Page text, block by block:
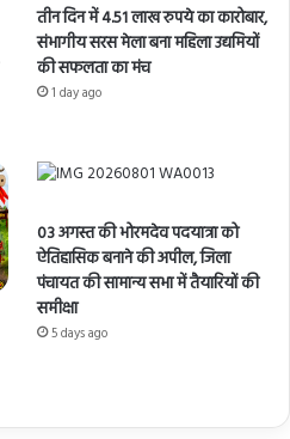
तीन दिन में 4.51 लाख रुपये का कारोबार,
संभागीय सरस मेला बना महिला उद्यमियों
की सफलता का मंच
1 day ago
03 अगस्त की भोरमदेव पदयात्रा को
ऐतिहासिक बनाने की अपील, जिला
पंचायत की सामान्य सभा में तैयारियों की
समीक्षा
5 days ago